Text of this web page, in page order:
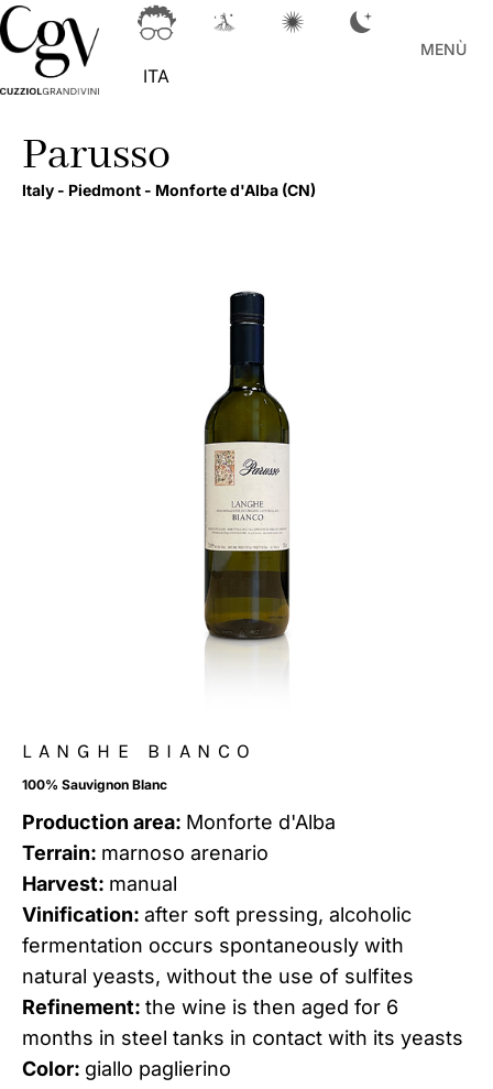
ITA
MENÙ
Parusso
Italy - Piedmont - Monforte d'Alba (CN)
LANGHE BIANCO
100% Sauvignon Blanc
Production area: Monforte d'Alba
Terrain: marnoso arenario
Harvest: manual
Vinification: after soft pressing, alcoholic
fermentation occurs spontaneously with
natural yeasts, without the use of sulfites
Refinement: the wine is then aged for 6
months in steel tanks in contact with its yeasts
Color: giallo paglierino